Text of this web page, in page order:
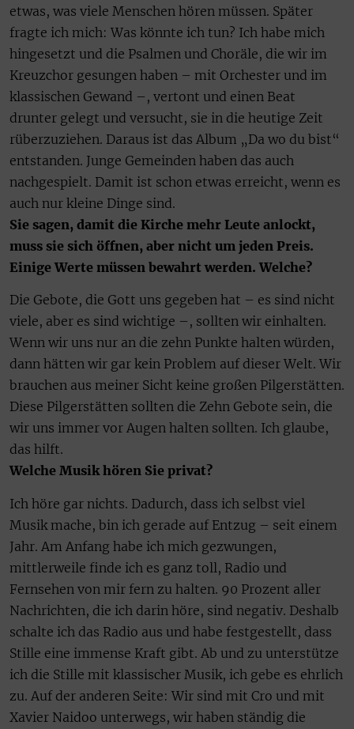
etwas, was viele Menschen hören müssen. Später
fragte ich mich: Was könnte ich tun? Ich habe mich
hingesetzt und die Psalmen und Choräle, die wir im
Kreuzchor gesungen haben – mit Orchester und im
klassischen Gewand –, vertont und einen Beat
drunter gelegt und versucht, sie in die heutige Zeit
rüberzuziehen. Daraus ist das Album „Da wo du bist“
entstanden. Junge Gemeinden haben das auch
nachgespielt. Damit ist schon etwas erreicht, wenn es
auch nur kleine Dinge sind.
Sie sagen, damit die Kirche mehr Leute anlockt,
muss sie sich öffnen, aber nicht um jeden Preis.
Einige Werte müssen bewahrt werden. Welche?
Die Gebote, die Gott uns gegeben hat – es sind nicht
viele, aber es sind wichtige –, sollten wir einhalten.
Wenn wir uns nur an die zehn Punkte halten würden,
dann hätten wir gar kein Problem auf dieser Welt. Wir
brauchen aus meiner Sicht keine großen Pilgerstätten.
Diese Pilgerstätten sollten die Zehn Gebote sein, die
wir uns immer vor Augen halten sollten. Ich glaube,
das hilft.
Welche Musik hören Sie privat?
Ich höre gar nichts. Dadurch, dass ich selbst viel
Musik mache, bin ich gerade auf Entzug – seit einem
Jahr. Am Anfang habe ich mich gezwungen,
mittlerweile finde ich es ganz toll, Radio und
Fernsehen von mir fern zu halten. 90 Prozent aller
Nachrichten, die ich darin höre, sind negativ. Deshalb
schalte ich das Radio aus und habe festgestellt, dass
Stille eine immense Kraft gibt. Ab und zu unterstütze
ich die Stille mit klassischer Musik, ich gebe es ehrlich
zu. Auf der anderen Seite: Wir sind mit Cro und mit
Xavier Naidoo unterwegs, wir haben ständig die